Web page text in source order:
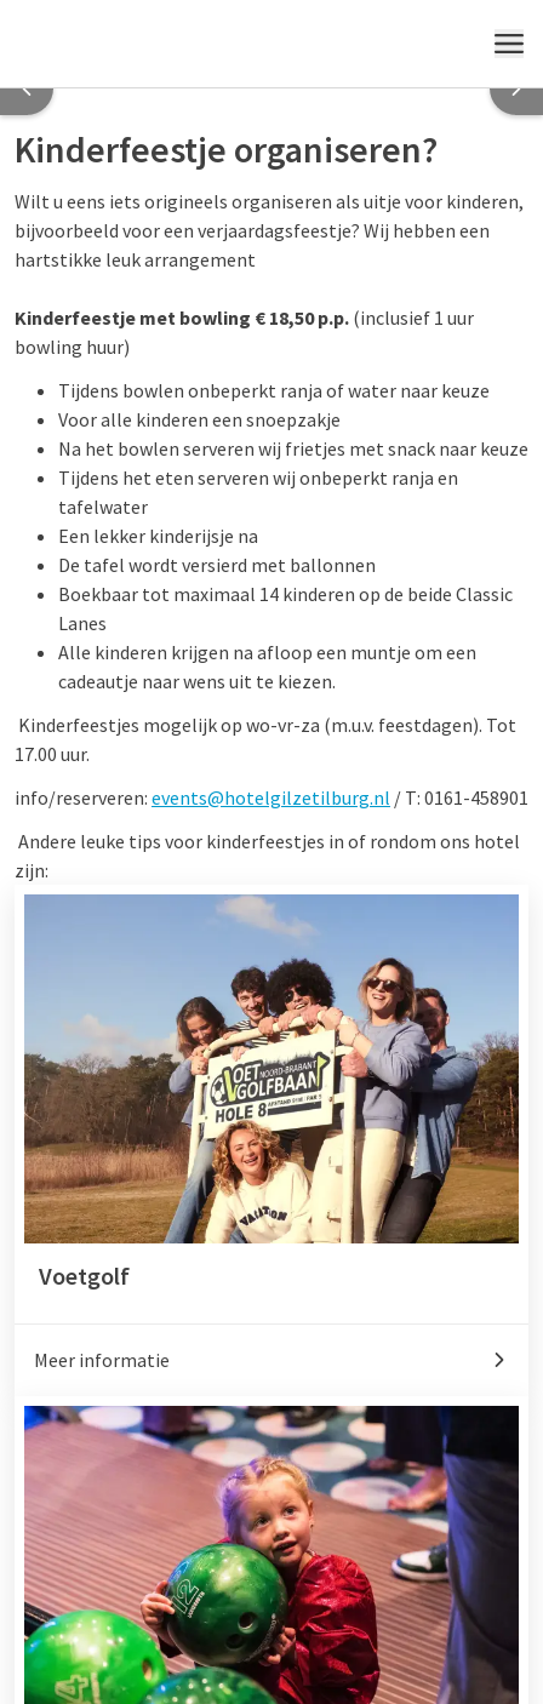
MENÜ
Kinderfeestje organiseren?
Wilt u eens iets origineels organiseren als uitje voor kinderen,
bijvoorbeeld voor een verjaardagsfeestje? Wij hebben een
hartstikke leuk arrangement
Kinderfeestje met bowling € 18,50 p.p. (inclusief 1 uur
bowling huur)
Tijdens bowlen onbeperkt ranja of water naar keuze
Voor alle kinderen een snoepzakje
Na het bowlen serveren wij frietjes met snack naar keuze
Tijdens het eten serveren wij onbeperkt ranja en
tafelwater
Een lekker kinderijsje na
De tafel wordt versierd met ballonnen
Boekbaar tot maximaal 14 kinderen op de beide Classic
Lanes
Alle kinderen krijgen na afloop een muntje om een
cadeautje naar wens uit te kiezen.
Kinderfeestjes mogelijk op wo-vr-za (m.u.v. feestdagen). Tot
17.00 uur.
info/reserveren: events@hotelgilzetilburg.nl / T: 0161-458901
Andere leuke tips voor kinderfeestjes in of rondom ons hotel
zijn:
Voetgolf
Meer informatie